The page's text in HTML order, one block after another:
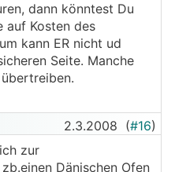
dann könntest Du
auf Kosten des
kann ER nicht ud
Seite. Manche
2.3.2008 (#16)
zur
Dänischen Ofen